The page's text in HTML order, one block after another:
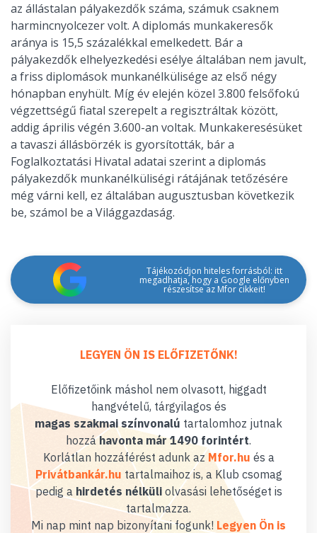
az állástalan pályakezdők száma, számuk csaknem
harmincnyolcezer volt. A diplomás munkakeresők
aránya is 15,5 százalékkal emelkedett. Bár a
pályakezdők elhelyezkedési esélye általában nem javult,
a friss diplomások munkanélkülisége az első négy
hónapban enyhült. Míg év elején közel 3.800 felsőfokú
végzettségű fiatal szerepelt a regisztráltak között,
addig április végén 3.600-an voltak. Munkakeresésüket
a tavaszi állásbörzék is gyorsították, bár a
Foglalkoztatási Hivatal adatai szerint a diplomás
pályakezdők munkanélküliségi rátájának tetőzésére
még várni kell, ez általában augusztusban következik
be, számol be a Világgazdaság.
Tájékozódjon hiteles forrásból: itt
megadhatja, hogy a Google előnyben
részesítse az Mfor cikkeit!
LEGYEN ÖN IS ELŐFIZETŐNK!
Előfizetőink máshol nem olvasott, higgadt
hangvételű, tárgyilagos és
magas szakmai színvonalú tartalomhoz jutnak
hozzáhavonta már 1490 forintért.
Korlátlan hozzáférést adunk az Mfor.hu és a
Privátbankár.hu tartalmaihoz is, a Klub csomag
pedig a hirdetés nélküliolvasási lehetőséget is
tartalmazza.
Mi nap mint nap bizonyítani fogunk! Legyen Ön is